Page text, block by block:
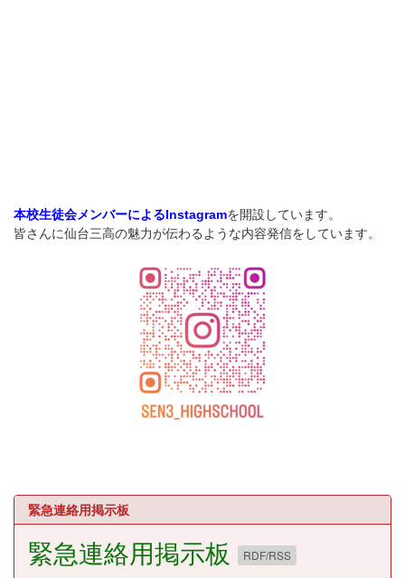
本校生徒会メンバーによるInstagramを開設しています。
皆さんに仙台三高の魅力が伝わるような内容発信をしています。
緊急連絡用掲示板
緊急連絡用掲示板 RDF/RSS